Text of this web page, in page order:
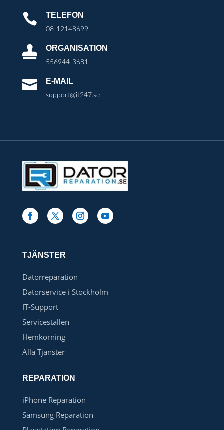
 TELEFON
08-12148699
 ORGANISATION
556944-3681
 E-MAIL
support@it247.se
TJÄNSTER
Datorreparation
Datorservice i Stockholm
IT-Support
Serviceställen
Hemkörning
Alla Tjänster
REPARATION
iPhone Reparation
Samsung Reparation